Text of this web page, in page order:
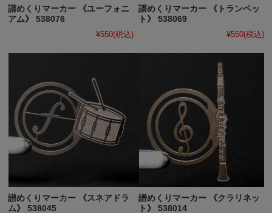
譜めくりマーカー 《ユーフォニ
アム》 538076
¥550(税込)
譜めくりマーカー 《トランペッ
ト》 538069
¥550(税込)
譜めくりマーカー 《スネアドラ
ム》 538045
譜めくりマーカー 《クラリネッ
ト》 538014